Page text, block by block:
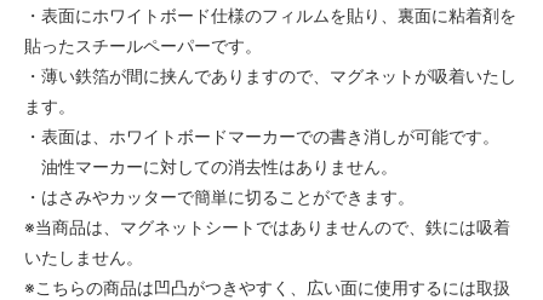
・表面にホワイトボード仕様のフィルムを貼り、裏面に粘着剤を
貼ったスチールペーパーです。
・薄い鉄箔が間に挟んでありますので、マグネットが吸着いたし
ます。
・表面は、ホワイトボードマーカーでの書き消しが可能です。
油性マーカーに対しての消去性はありません。
・はさみやカッターで簡単に切ることができます。
※当商品は、マグネットシートではありませんので、鉄には吸着
いたしません。
※こちらの商品は凹凸がつきやすく、広い面に使用するには取扱